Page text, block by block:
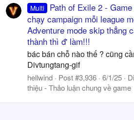
Multi
Path of Exile 2 -
chạy campaign mỗi league
Adventure mode skip thẳng
thành thì đ' làm!!!
bác bán chỗ nào thế ? cũng
Divtungtang-gif
hellwind Post #3,936 6/1/25
thiệu - Thảo luận chung về game